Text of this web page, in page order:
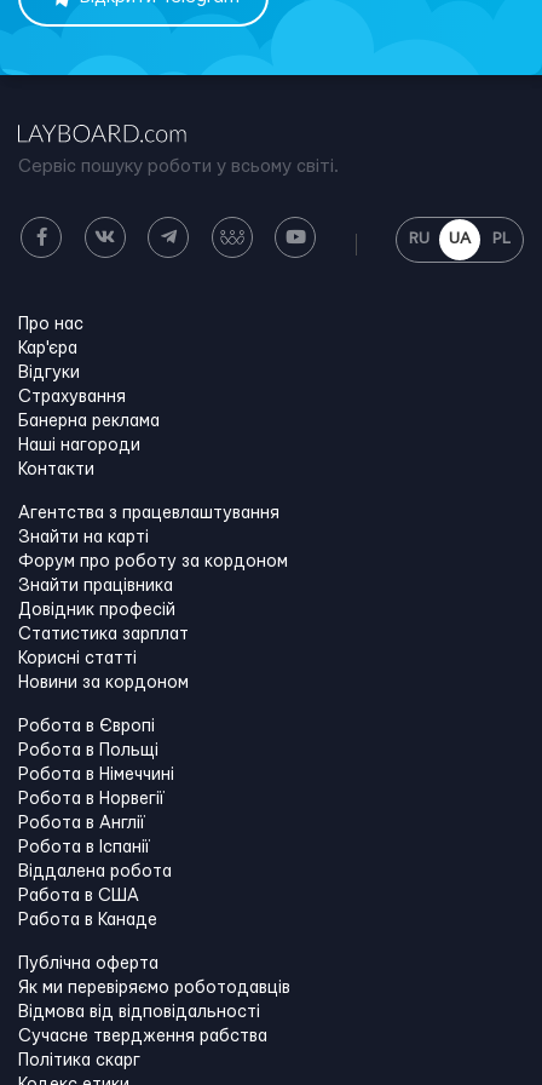
Сервіс пошуку роботи у всьому світі.
RU UA PL
Про нас
Кар'єра
Відгуки
Страхування
Банерна реклама
Наші нагороди
Контакти
Агентства з працевлаштування
Знайти на карті
Форум про роботу за кордоном
Знайти працівника
Довідник професій
Статистика зарплат
Корисні статті
Новини за кордоном
Робота в Європі
Робота в Польщі
Робота в Німеччині
Робота в Норвегії
Робота в Англії
Робота в Іспанії
Віддалена робота
Работа в США
Работа в Канадe
Публічна оферта
Як ми перевіряємо роботодавців
Відмова від відповідальності
Сучасне твердження рабства
Політика скарг